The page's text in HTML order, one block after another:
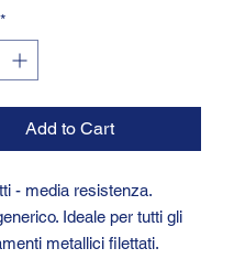
*
Add to Cart
- media resistenza.
Ideale per tutti gli
metallici filettati.